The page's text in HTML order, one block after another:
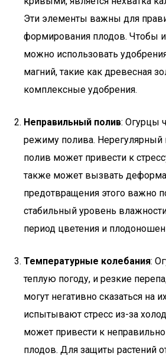
Эти элементы важны для
формирования плодов. Чтобы
можно использовать
магний, такие как древесная
комплексные удобрения.
Неправильный полив: Огурцы
режиму полива. Нерегулярный
полив может привести к
также может вызвать
предотвращения этого важно
стабильный уровень
период цветения и
Температурные колебания:
теплую погоду, и резкие
могут негативно сказаться на
испытывают стресс из-за
может привести к
плодов. Для защиты растений